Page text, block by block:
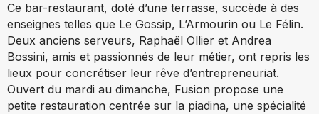
Ce bar-restaurant, doté d’une terrasse, succède à des
enseignes telles que Le Gossip, L’Armourin ou Le Félin.
Deux anciens serveurs, Raphaël Ollier et Andrea
Bossini, amis et passionnés de leur métier, ont repris les
lieux pour concrétiser leur rêve d’entrepreneuriat.
Ouvert du mardi au dimanche, Fusion propose une
petite restauration centrée sur la piadina, une spécialité